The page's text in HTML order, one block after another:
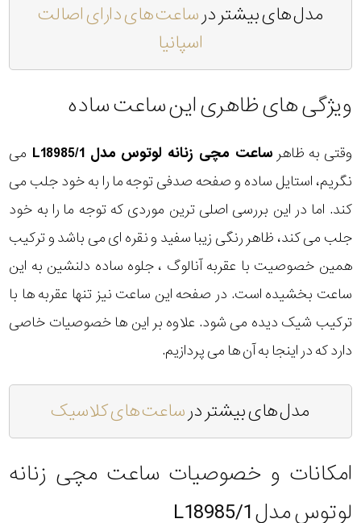
مدل های بیشتر درساعت های دارای اصالت
اسپانیا
ویژگی های ظاهری این ساعت ساده
وقتی به ظاهر ساعت مچی زنانه لوتوس مدل L18985/1
می
نگریم، استایل ساده و صفحه صدفی توجه ما را به خود جلب می
کند. اما در این بررسی اصلی ترین موردی که توجه ما را به خود
جلب می کند، ظاهر رنگی زیبا سفید و نقره ای می باشد و ترکیب
همین خصوصیت با عقربه آنالوگ ، جلوه ساده دلنشین به این
ساعت بخشیده است. در صفحه این ساعت نیز تنها عقربه ها با
ترکیب شیک دیده می شود. علاوه بر این ها خصوصیات خاصی
دارد که در اینجا به آن ها می پردازیم.
مدل های بیشتر درساعت های کلاسیک
امکانات و خصوصیات ساعت مچی زنانه
لوتوس مدل L18985/1